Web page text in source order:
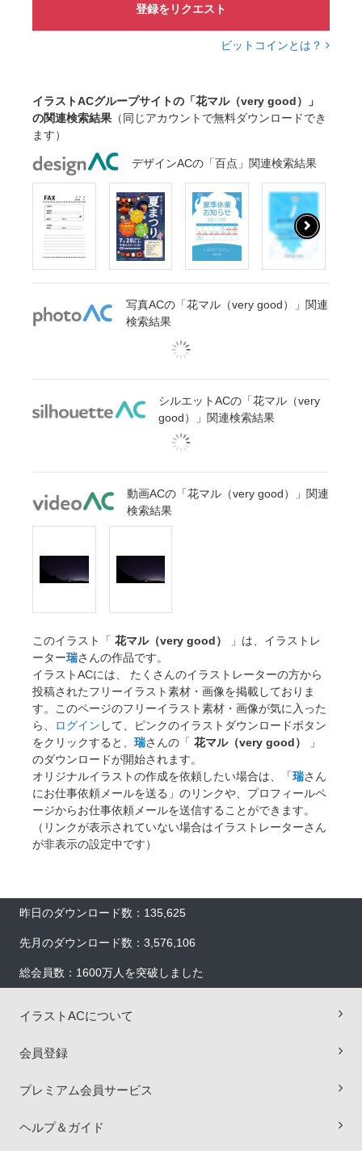
登録をリクエスト
ビットコインとは？
イラストACグループサイトの「花マル（very good）」
の関連検索結果 （同じアカウントで無料ダウンロードでき
ます）
デザインACの「百点」関連検索結果
写真ACの「花マル（very good）」関連
検索結果
シルエットACの「花マル（very
good）」関連検索結果
動画ACの「花マル（very good）」関連
検索結果
このイラスト「 花マル（very good）
」は、イラストレ
ーター瑞さんの作品です。
イラストACには、 たくさんのイラストレーターの方から
投稿されたフリーイラスト素材・画像を掲載しておりま
す。このページのフリーイラスト素材・画像が気に入った
ら、
ログイン して、ピンクのイラストダウンロードボタン
をクリックすると、 瑞さんの「 花マル（very good）
」
のダウンロードが開始されます。
オリジナルイラストの作成を依頼したい場合は、「瑞さん
にお仕事依頼メールを送る」のリンクや、プロフィールペ
ージからお仕事依頼メールを送信することができます。
（リンクが表示されていない場合はイラストレーターさん
が非表示の設定中です）
昨日のダウンロード数：135,625
先月のダウンロード数：3,576,106
総会員数：1600万人を突破しました
イラストACについて
会員登録
プレミアム会員サービス
ヘルプ＆ガイド